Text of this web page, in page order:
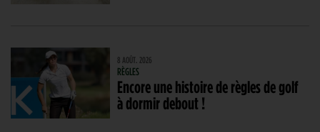
8 AOÛT. 2026
RÈGLES
Encore une histoire de règles de golf
à dormir debout !